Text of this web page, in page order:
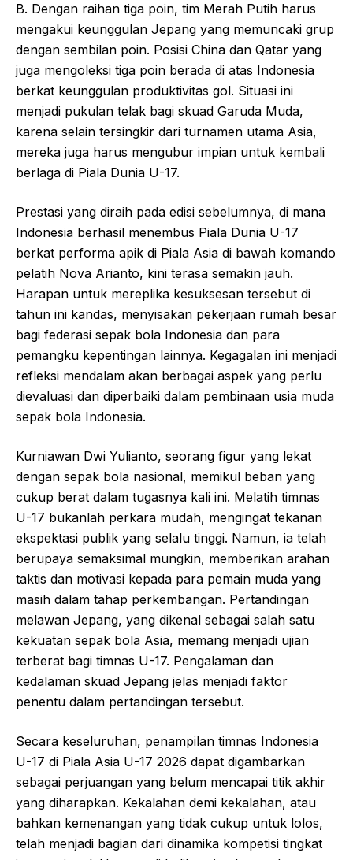
B. Dengan raihan tiga poin, tim Merah Putih harus
mengakui keunggulan Jepang yang memuncaki grup
dengan sembilan poin. Posisi China dan Qatar yang
juga mengoleksi tiga poin berada di atas Indonesia
berkat keunggulan produktivitas gol. Situasi ini
menjadi pukulan telak bagi skuad Garuda Muda,
karena selain tersingkir dari turnamen utama Asia,
mereka juga harus mengubur impian untuk kembali
berlaga di Piala Dunia U-17.
Prestasi yang diraih pada edisi sebelumnya, di mana
Indonesia berhasil menembus Piala Dunia U-17
berkat performa apik di Piala Asia di bawah komando
pelatih Nova Arianto, kini terasa semakin jauh.
Harapan untuk mereplika kesuksesan tersebut di
tahun ini kandas, menyisakan pekerjaan rumah besar
bagi federasi sepak bola Indonesia dan para
pemangku kepentingan lainnya. Kegagalan ini menjadi
refleksi mendalam akan berbagai aspek yang perlu
dievaluasi dan diperbaiki dalam pembinaan usia muda
sepak bola Indonesia.
Kurniawan Dwi Yulianto, seorang figur yang lekat
dengan sepak bola nasional, memikul beban yang
cukup berat dalam tugasnya kali ini. Melatih timnas
U-17 bukanlah perkara mudah, mengingat tekanan
ekspektasi publik yang selalu tinggi. Namun, ia telah
berupaya semaksimal mungkin, memberikan arahan
taktis dan motivasi kepada para pemain muda yang
masih dalam tahap perkembangan. Pertandingan
melawan Jepang, yang dikenal sebagai salah satu
kekuatan sepak bola Asia, memang menjadi ujian
terberat bagi timnas U-17. Pengalaman dan
kedalaman skuad Jepang jelas menjadi faktor
penentu dalam pertandingan tersebut.
Secara keseluruhan, penampilan timnas Indonesia
U-17 di Piala Asia U-17 2026 dapat digambarkan
sebagai perjuangan yang belum mencapai titik akhir
yang diharapkan. Kekalahan demi kekalahan, atau
bahkan kemenangan yang tidak cukup untuk lolos,
telah menjadi bagian dari dinamika kompetisi tingkat